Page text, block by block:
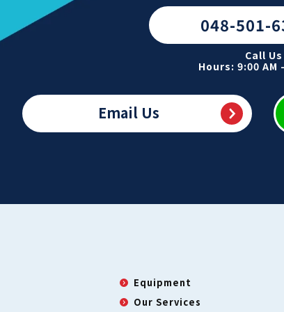
048-501-
Call Us
Hours: 9:00 AM
Email Us
Equipment
Our Services